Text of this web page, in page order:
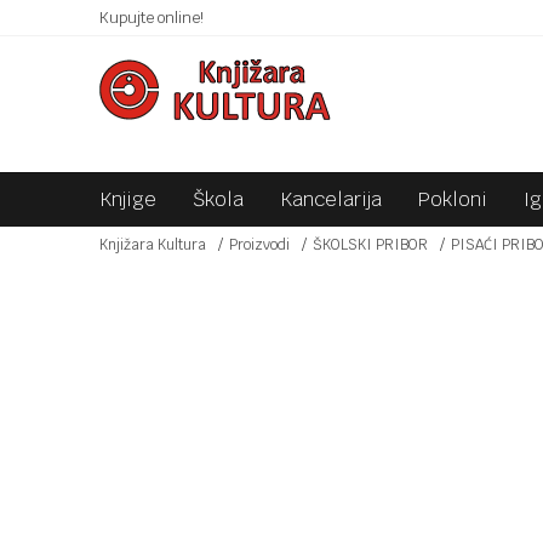
Kupujte online!SIGURNO PLAĆANJE PLATNIM KARTICAMA!
Knjige Škola Kancelarija Pokloni
Knjižara Kultura Proizvodi ŠKOLSKI PRIBOR PISAĆI